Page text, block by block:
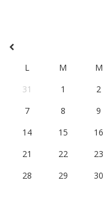
L M M
31
1 2
7
8 9
14
15 16
21
22 23
28
29 30